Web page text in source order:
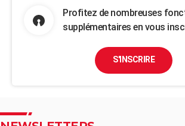
Profitez de nombreuses
supplémentaires en vous
S'INSCRIRE